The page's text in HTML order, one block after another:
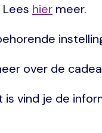
hier meer.
over de
vind je de